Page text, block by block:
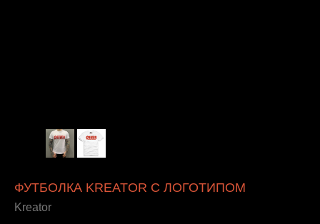
ФУТБОЛКА KREATOR С ЛОГОТИПОМ
Kreator